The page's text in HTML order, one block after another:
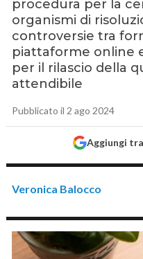
procedura per la
organismi di
controversie tra
piattaforme online
per il rilascio della
attendibile
Pubblicato il 2 ago 2024
Aggiungi
Veronica Balocco